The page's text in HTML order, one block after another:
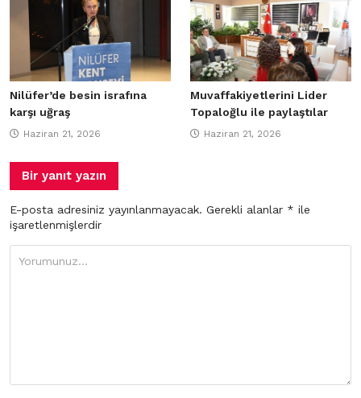
Nilüfer’de besin israfına
karşı uğraş
Haziran 21, 2026
Muvaffakiyetlerini Lider
Topaloğlu ile paylaştılar
Haziran 21, 2026
Bir yanıt yazın
E-posta adresiniz yayınlanmayacak. Gerekli alanlar * ile
işaretlenmişlerdir